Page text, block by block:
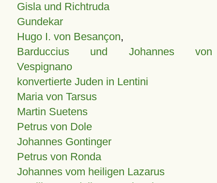
Gisla und Richtruda
Gundekar
Hugo I. von Besançon,
Barduccius und Johannes von
Vespignano
konvertierte Juden in Lentini
Maria von Tarsus
Martin Suetens
Petrus von Dole
Johannes Gontinger
Petrus von Ronda
Johannes vom heiligen Lazarus